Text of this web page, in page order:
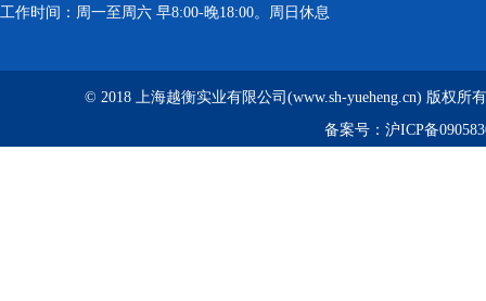
工作时间：周一至周六 早8:00-晚18:00。周日休息
© 2018 上海越衡实业有限公司(www.sh-yueheng.cn) 版权所
备案号： 沪ICP备